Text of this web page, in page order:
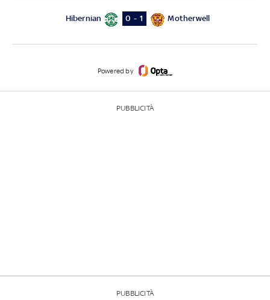
Hibernian 0 - 1 Motherwell
Powered by
PUBBLICITÀ
PUBBLICITÀ